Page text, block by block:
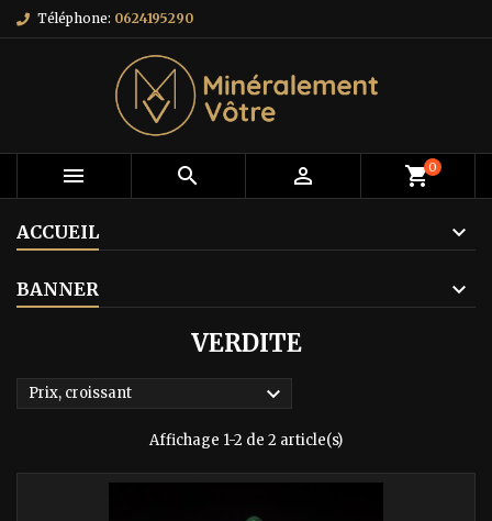
Téléphone: 0624195290
   shopping_cart0
ACCUEIL
BANNER
VERDITE
Prix, croissant 
Affichage 1-2 de 2 article(s)